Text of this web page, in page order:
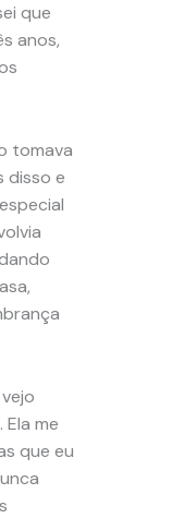
que
anos,
tomava
disso e
me
que eu